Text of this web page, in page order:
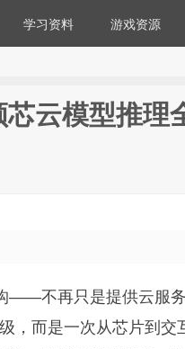
学习资料 游戏资源
云模型推理
——不再只是提供云服
，而是一次从芯片到交